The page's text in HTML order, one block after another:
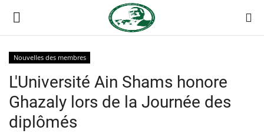
Accueil
Nouvelles des membres
L'Université Ain Shams honore
Ghazaly lors de la Journée des
diplômés